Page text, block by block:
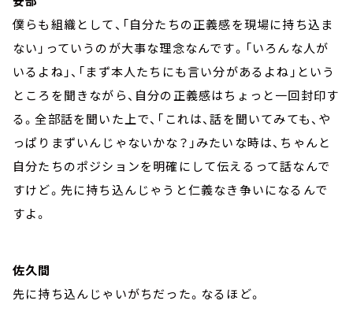
僕らも組織として、「自分たちの正義感を現場に持ち込ま
ない」っていうのが大事な理念なんです。「いろんな人が
いるよね」、「まず本人たちにも言い分があるよね」という
ところを聞きながら、自分の正義感はちょっと一回封印す
る。全部話を聞いた上で、「これは、話を聞いてみても、や
っぱりまずいんじゃないかな？」みたいな時は、ちゃんと
自分たちのポジションを明確にして伝えるって話なんで
すけど。先に持ち込んじゃうと仁義なき争いになるんで
すよ。
佐久間
先に持ち込んじゃいがちだった。なるほど。